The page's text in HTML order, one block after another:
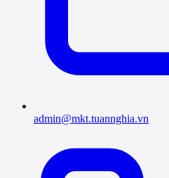
admin@mkt.tuannghia.vn